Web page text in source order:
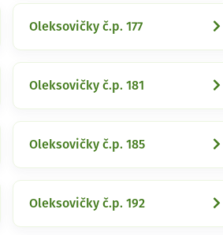
Oleksovičky č.p. 177
Oleksovičky č.p. 181
Oleksovičky č.p. 185
Oleksovičky č.p. 192